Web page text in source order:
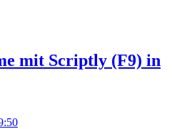
mit Scriptly (F9) in